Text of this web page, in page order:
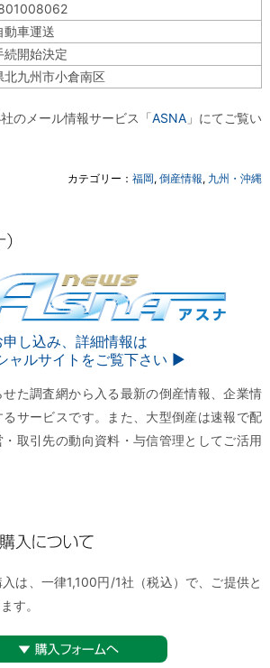
動車運送
続開始決定
北九州市小倉南区
のメール情報サービス「ASNA 」にてご覧い
カテゴリー：福岡,倒産情報, 九州・沖縄
申し込み、詳細情報は
ャルサイトをご覧下さい ▶︎
た調査網から入る最新の倒産情報、企業情
サービスです。また、大型倒産は速報で配
取引先の動向資料・与信管理としてご活用
は、一律1,100円/1社（税込）で、ご提供と
す。